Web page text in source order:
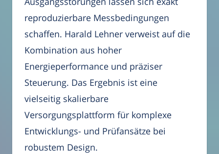
reproduzierbare Messbedingungen
schaffen. Harald Lehner verweist auf die
Kombination aus hoher
Energieperformance und präziser
Steuerung. Das Ergebnis ist eine
vielseitig skalierbare
Versorgungsplattform für komplexe
Entwicklungs- und Prüfansätze bei
robustem Design.